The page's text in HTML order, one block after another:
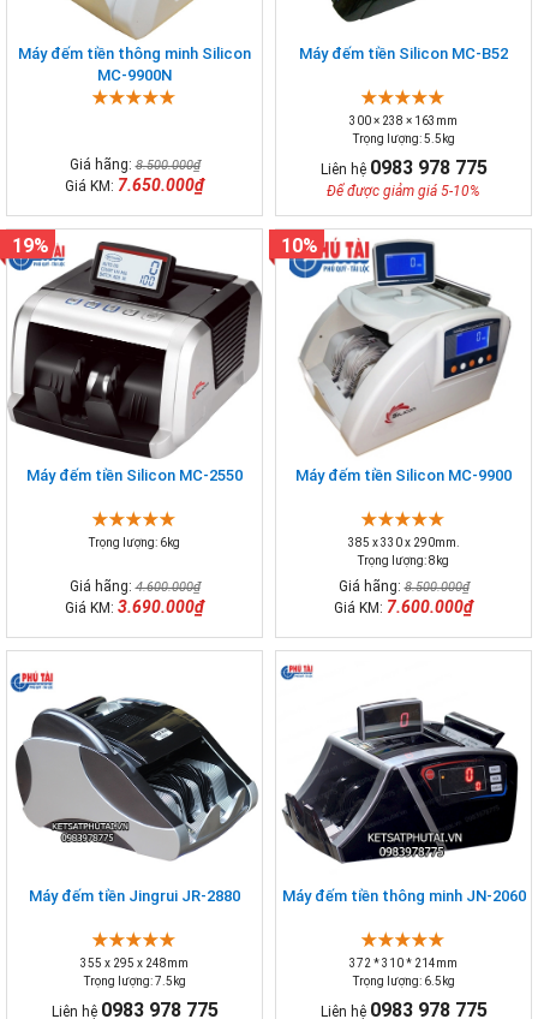
Máy đếm tiền thông minh Silicon
MC-9900N
Giá hãng:8.500.000₫
Giá KM: 7.650.000₫
Máy đếm tiền Silicon MC-B52
300 × 238 × 163mm
Trọng lượng: 5.5kg
Liên hệ 0983 978 775
Để được giảm giá 5-10%
Máy đếm tiền Silicon MC-2550
Trọng lượng: 6kg
Giá hãng:4.600.000₫
Giá KM: 3.690.000₫
19%
Máy đếm tiền Silicon MC-9900
385 x 330 x 290mm.
Trọng lượng: 8kg
Giá hãng:8.500.000₫
Giá KM: 7.600.000₫
10%
Máy đếm tiền Jingrui JR-2880
355 x 295 x 248mm
Trọng lượng: 7.5kg
Liên hệ 0983 978 775
Máy đếm tiền thông minh JN-2060
372 * 310 * 214mm
Trọng lượng: 6.5kg
Liên hệ 0983 978 775